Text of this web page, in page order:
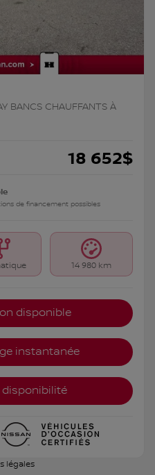
BANCS CHAUFFANTS À
18 652$
de financement possibles
14 980 km
disponible
instantanée
disponibilité
légales